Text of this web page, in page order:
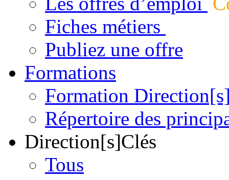
Fiches métiers
Publiez une offre
Formations
Formation
Répertoire des
Direction[s]Clés
Tous